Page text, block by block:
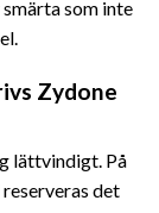
som inte
Zydone
lättvindigt. På
det